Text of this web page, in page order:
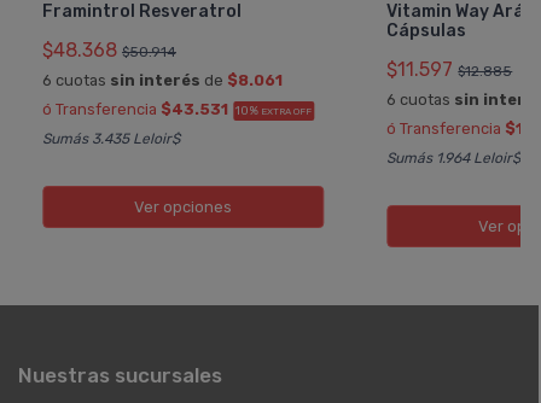
Framintrol Resveratrol
$48.368 $50.914
6 cuotas sin interés de $8.061
ó Transferencia $43.531 10% EXTRA OFF
Sumás 3.435 Leloir$
Ver opciones
Vitamin Way
Cápsulas
$11.597 $12.885
6 cuotas sin
ó Transferencia
Sumás 1.964 Leloir$
Ver
Nuestras sucursales